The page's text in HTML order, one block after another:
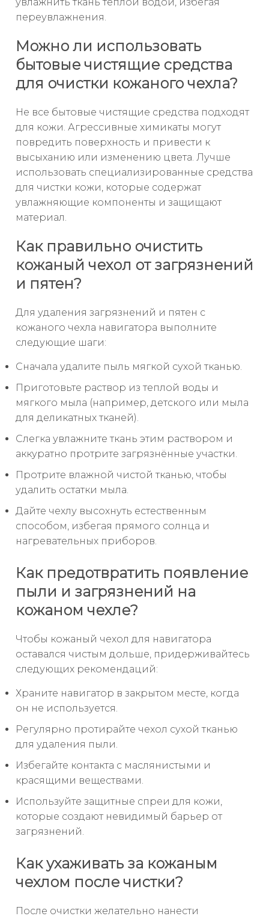
переувлажнения.
Можно ли использовать
бытовые чистящие средства
для очистки кожаного чехла?
Не все бытовые чистящие средства подходят
для кожи. Агрессивные химикаты могут
повредить поверхность и привести к
высыханию или изменению цвета. Лучше
использовать специализированные средства
для чистки кожи, которые содержат
увлажняющие компоненты и защищают
материал.
Как правильно очистить
кожаный чехол от загрязнений
и пятен?
Для удаления загрязнений и пятен с
кожаного чехла навигатора выполните
следующие шаги:
Сначала удалите пыль мягкой сухой тканью.
Приготовьте раствор из теплой воды и
мягкого мыла (например, детского или мыла
для деликатных тканей).
Слегка увлажните ткань этим раствором и
аккуратно протрите загрязнённые участки.
Протрите влажной чистой тканью, чтобы
удалить остатки мыла.
Дайте чехлу высохнуть естественным
способом, избегая прямого солнца и
нагревательных приборов.
Как предотвратить появление
пыли и загрязнений на
кожаном чехле?
Чтобы кожаный чехол для навигатора
оставался чистым дольше, придерживайтесь
следующих рекомендаций:
Храните навигатор в закрытом месте, когда
он не используется.
Регулярно протирайте чехол сухой тканью
для удаления пыли.
Избегайте контакта с маслянистыми и
красящими веществами.
Используйте защитные спреи для кожи,
которые создают невидимый барьер от
загрязнений.
Как ухаживать за кожаным
чехлом после чистки?
После очистки желательно нанести